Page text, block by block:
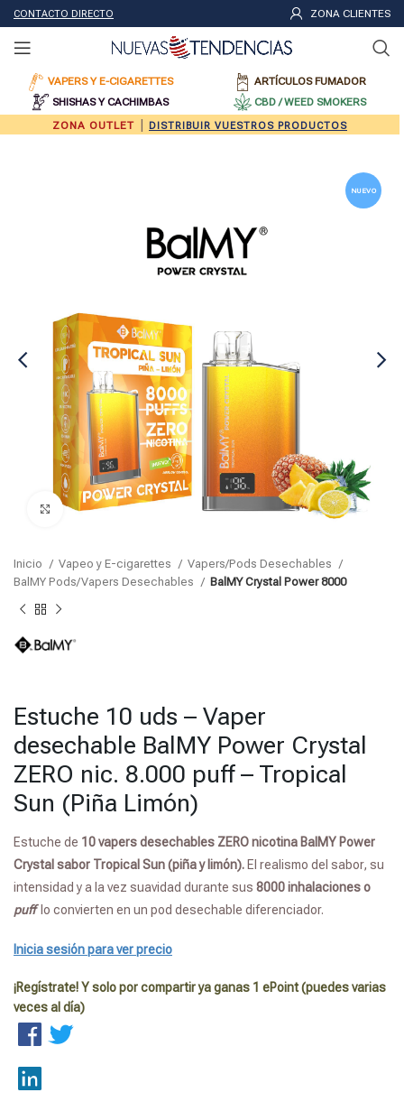
CONTACTO DIRECTO ZONA CLIENTES
VAPERS Y E-CIGARETTES
ARTÍCULOS FUMADOR
SHISHAS Y CACHIMBAS
CBD / WEED SMOKERS
ZONA OUTLET
DISTRIBUIR VUESTROS PRODUCTOS
NUEVO
Click para agrandar
Inicio Vapeo y E-cigarettes
Vapers/Pods Desechables
BalMY Pods/Vapers Desechables
BalMY Crystal Power 8000
Estuche 10 uds – Vaper
desechable BalMY Power Crystal
ZERO nic. 8.000 puff – Tropical
Sun (Piña Limón)
Estuche de 10vapers desechables ZERO nicotina BalMY Power
Crystal sabor Tropical Sun (piña y limón).El realismo del sabor, su
intensidad y a la vez suavidad durante sus 8000 inhalaciones o
pufflo convierten en un pod desechable diferenciador.
Inicia sesión para ver precio
¡Regístrate! Y solo por compartir ya ganas 1 ePoint (puedes varias
veces al día)